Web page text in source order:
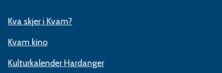
Kva skjer i Kvam?
Kvam kino
Kulturkalender Hardanger